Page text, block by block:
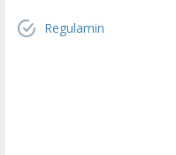
Regulamin